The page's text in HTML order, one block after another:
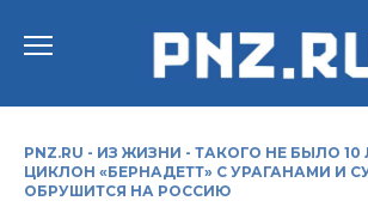
PNZ.RU - ИЗ ЖИЗНИ - ТАКОГО НЕ БЫЛО
ЦИКЛОН «БЕРНАДЕТТ» С УРАГАНАМИ И
ОБРУШИТСЯ НА РОССИЮ